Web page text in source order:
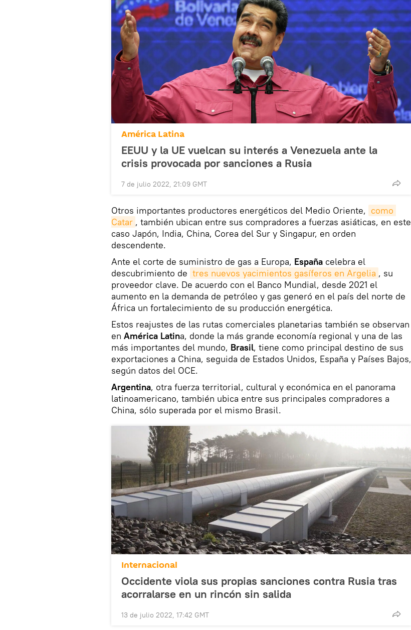
América Latina
EEUU y la UE vuelcan su interés a Venezuela ante la
crisis provocada por sanciones a Rusia
7 de julio 2022, 21:09 GMT
Otros importantes productores energéticos del Medio Oriente, como
Catar , también ubican entre sus compradores a fuerzas asiáticas, en este
caso Japón, India, China, Corea del Sur y Singapur, en orden
descendente.
Ante el corte de suministro de gas a Europa, España celebra el
descubrimiento de tres nuevos yacimientos gasíferos en Argelia , su
proveedor clave. De acuerdo con el Banco Mundial, desde 2021 el
aumento en la demanda de petróleo y gas generó en el país del norte de
África un fortalecimiento de su producción energética.
Estos reajustes de las rutas comerciales planetarias también se observan
en América Latina, donde la más grande economía regional y una de las
más importantes del mundo, Brasil, tiene como principal destino de sus
exportaciones a China, seguida de Estados Unidos, España y Países Bajos,
según datos del OCE.
Argentina, otra fuerza territorial, cultural y económica en el panorama
latinoamericano, también ubica entre sus principales compradores a
China, sólo superada por el mismo Brasil.
Internacional
Occidente viola sus propias sanciones contra Rusia tras
acorralarse en un rincón sin salida
13 de julio 2022, 17:42 GMT